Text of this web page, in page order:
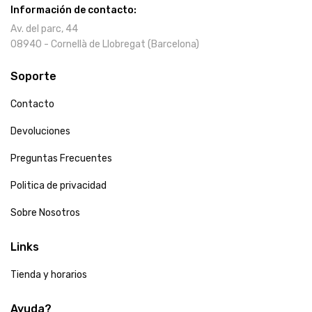
Información de contacto:
Av. del parc, 44
08940 - Cornellà de Llobregat (Barcelona)
Soporte
Contacto
Devoluciones
Preguntas Frecuentes
Politica de privacidad
Sobre Nosotros
Links
Tienda y horarios
Ayuda?